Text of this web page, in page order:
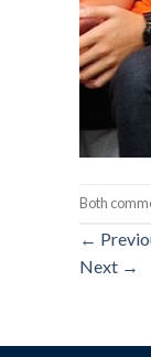
Both
←
Next →